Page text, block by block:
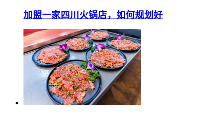
加盟一家四川火锅店，如何规划好